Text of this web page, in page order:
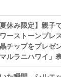
夏休み限定】親子
ーストーンブレ
チップをプレゼ
マルラニハワイ」